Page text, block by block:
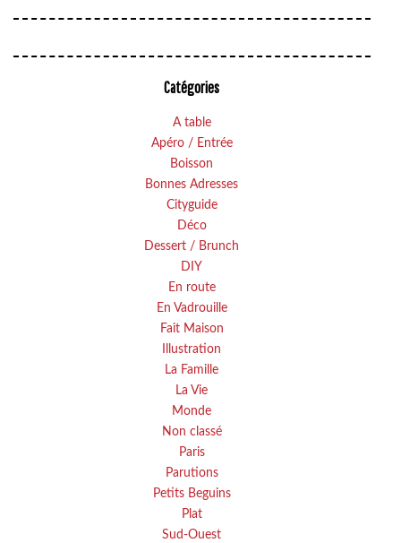
Catégories
A table
Apéro / Entrée
Boisson
Bonnes Adresses
Cityguide
Déco
Dessert / Brunch
DIY
En route
En Vadrouille
Fait Maison
Illustration
La Famille
La Vie
Monde
Non classé
Paris
Parutions
Petits Beguins
Plat
Sud-Ouest